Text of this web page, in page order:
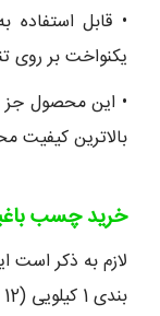
• قابل
یکنواخت بر روی
• این محصول جز
بالاترین
خرید چسب
لازم به ذکر